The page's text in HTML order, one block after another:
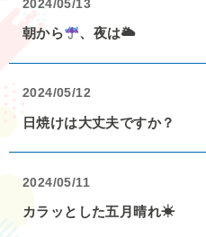
2024/05/13
朝から 、夜は🌥
2024/05/12
日焼けは大丈夫ですか？
2024/05/11
カラッとした五月晴れ☀